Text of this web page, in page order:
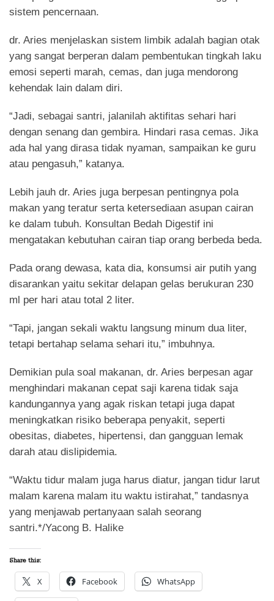
sistem pencernaan.
dr. Aries menjelaskan sistem limbik adalah bagian otak
yang sangat berperan dalam pembentukan tingkah laku
emosi seperti marah, cemas, dan juga mendorong
kehendak lain dalam diri.
“Jadi, sebagai santri, jalanilah aktifitas sehari hari
dengan senang dan gembira. Hindari rasa cemas. Jika
ada hal yang dirasa tidak nyaman, sampaikan ke guru
atau pengasuh,” katanya.
Lebih jauh dr. Aries juga berpesan pentingnya pola
makan yang teratur serta ketersediaan asupan cairan
ke dalam tubuh. Konsultan Bedah Digestif ini
mengatakan kebutuhan cairan tiap orang berbeda beda.
Pada orang dewasa, kata dia, konsumsi air putih yang
disarankan yaitu sekitar delapan gelas berukuran 230
ml per hari atau total 2 liter.
“Tapi, jangan sekali waktu langsung minum dua liter,
tetapi bertahap selama sehari itu,” imbuhnya.
Demikian pula soal makanan, dr. Aries berpesan agar
menghindari makanan cepat saji karena tidak saja
kandungannya yang agak riskan tetapi juga dapat
meningkatkan risiko beberapa penyakit, seperti
obesitas, diabetes, hipertensi, dan gangguan lemak
darah atau dislipidemia.
“Waktu tidur malam juga harus diatur, jangan tidur larut
malam karena malam itu waktu istirahat,” tandasnya
yang menjawab pertanyaan salah seorang
santri.*/Yacong B. Halike
Share this:
X Facebook WhatsApp